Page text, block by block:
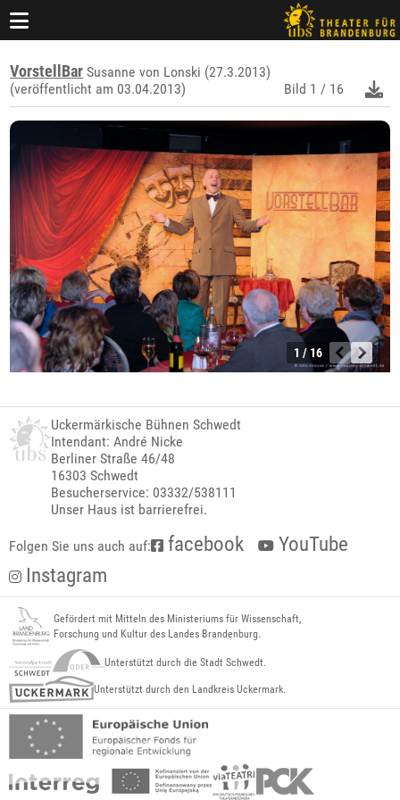
VorstellBar Susanne von Lonski (27.3.2013)
(veröffentlicht am 03.04.2013)
Bild 1 / 16
1 / 16
Uckermärkische Bühnen Schwedt
Intendant: André Nicke
Berliner Straße 46/48
16303 Schwedt
Besucherservice: 03332/538111
Unser Haus ist barrierefrei.
Folgen Sie uns auch auf: facebook
YouTube
Instagram
Gefördert mit Mitteln des Ministeriums für Wissenschaft,
Forschung und Kultur des Landes Brandenburg.
Unterstützt durch die Stadt Schwedt.
Unterstützt durch den Landkreis Uckermark.